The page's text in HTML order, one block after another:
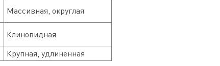
Массивная, округлая
Клиновидная
Крупная, удлиненная